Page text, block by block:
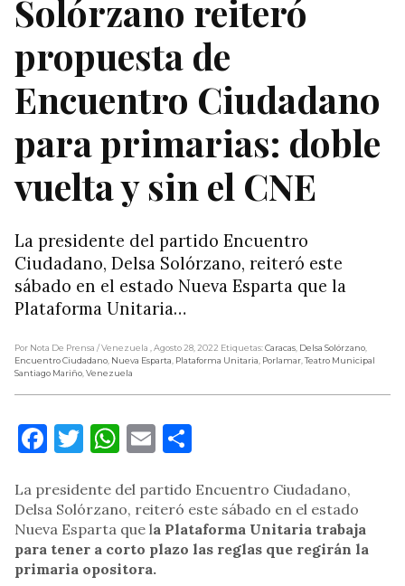
Solórzano reiteró
propuesta de
Encuentro Ciudadano
para primarias: doble
vuelta y sin el CNE
La presidente del partido Encuentro
Ciudadano, Delsa Solórzano, reiteró este
sábado en el estado Nueva Esparta que la
Plataforma Unitaria…
Por Nota De Prensa / Venezuela , Agosto 28, 2022 Etiquetas:Caracas, Delsa Solórzano,
Encuentro Ciudadano, Nueva Esparta, Plataforma Unitaria, Porlamar,Teatro Municipal
Santiago Mariño,Venezuela
Facebook
Twitter
WhatsApp
Email
La presidente del partido Encuentro Ciudadano,
Delsa Solórzano, reiteró este sábado en el estado
Nueva Esparta que la Plataforma Unitaria trabaja
para tener a corto plazo las reglas que regirán la
primaria opositora.